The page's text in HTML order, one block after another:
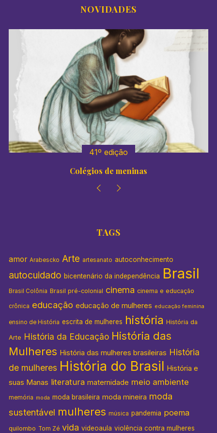
NOVIDADES
41º edição
Colégios de meninas
TAGS
amor Arabescko Arte artesanato autoconhecimento
autocuidado bicentenário da independência Brasil
Brasil Colônia Brasil pré-colonial cinema cinema e educação
crônica educação educação de mulheres educação feminina
ensino de História escrita de mulheres história História da
Arte História da Educação História das
Mulheres História das mulheres brasileiras História
de mulheres História do Brasil História e
suas Manas literatura maternidade meio ambiente
memória moda moda brasileira moda mineira moda
sustentável mulheres música pandemia poema
quilombo Tom Zé vida videoaula violência contra mulheres